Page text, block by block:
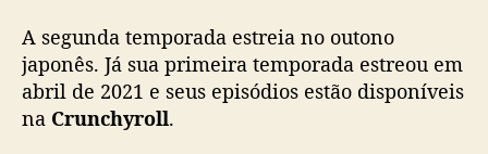
a
s
n
A segunda temporada estreia no outono
japonês. Já sua primeira temporada estreou em
abril de 2021 e seus episódios estão disponíveis
na Crunchyroll.